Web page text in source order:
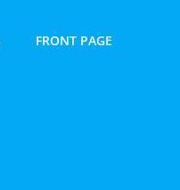
FRONT PAGE